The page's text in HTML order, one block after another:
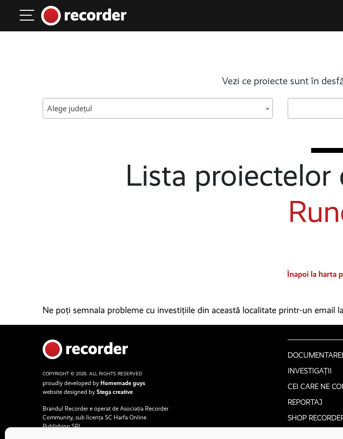
Main Navigation
Vezi ce proiecte sunt în
Alege județul
Lista
Înapoi la harta
Ne poți semnala probleme cu investițiile din această localitate printr-un email
COPYRIGHT © 2026. ALL RIGHTS RESERVED
proudly developed by Homemade guys
website designed by Stega creative
Brandul Recorder e operat de Asociația Recorder
Community, sub licența SC Harfa Online
Publishing SRL.
INVESTIGAȚII
CEI CARE NE
REPORTAJ
SHOP